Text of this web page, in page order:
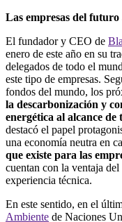
Las empresas del futuro
El fundador y CEO de
enero de este año en su
delegados de todo el
este tipo de empresas.
fondos del mundo, los
la descarbonización y
energética al alcance de
destacó el papel
una economía neutra en
que existe para las
cuentan con la ventaja
experiencia técnica.
En este sentido, en el
Ambiente de Naciones